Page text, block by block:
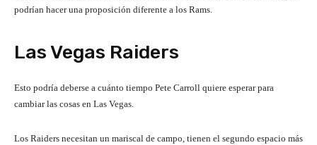
podrían hacer una proposición diferente a los Rams.
Las Vegas Raiders
Esto podría deberse a cuánto tiempo Pete Carroll quiere esperar para
cambiar las cosas en Las Vegas.
Los Raiders necesitan un mariscal de campo, tienen el segundo espacio más